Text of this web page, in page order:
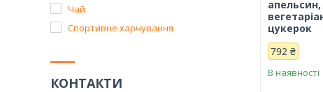
апельсин,
цукерок
792 ₴
В наявності
Чай
Спортивне харчування
КОНТАКТИ